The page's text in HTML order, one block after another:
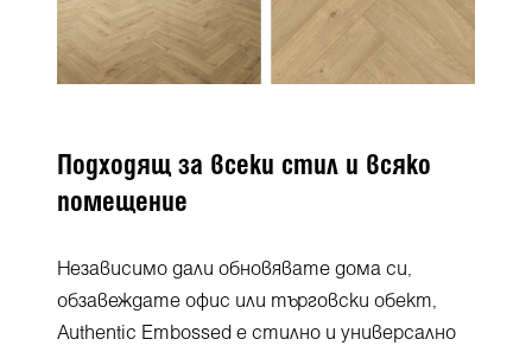
Подходящ за всеки стил и всяко
помещение
Независимо дали обновявате дома си,
обзавеждате офис или търговски обект,
Authentic Embossed е стилно и универсално